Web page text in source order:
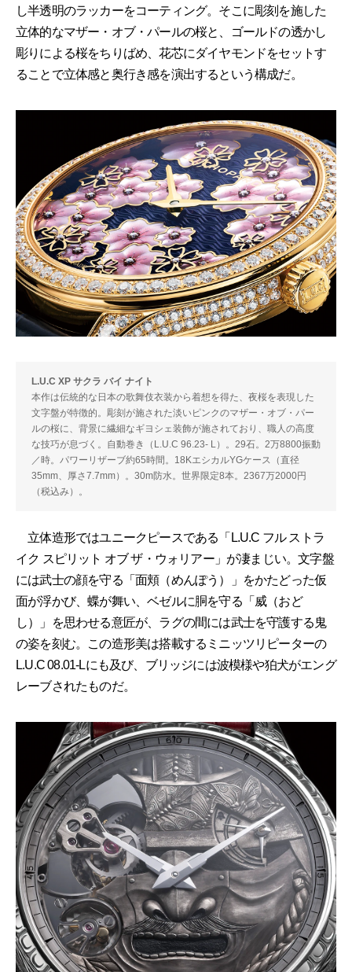
し半透明のラッカーをコーティング。そこに彫刻を施した
立体的なマザー・オブ・パールの桜と、ゴールドの透かし
彫りによる桜をちりばめ、花芯にダイヤモンドをセットす
ることで立体感と奥行き感を演出するという構成だ。
L.U.C XP サクラ バイ ナイト
本作は伝統的な日本の歌舞伎衣装から着想を得た、夜桜を表現した
文字盤が特徴的。彫刻が施された淡いピンクのマザー・オブ・パー
ルの桜に、背景に繊細なギヨシェ装飾が施されており、職人の高度
な技巧が息づく。自動巻き（L.U.C 96.23- L）。29石。2万8800振動
／時。パワーリザーブ約65時間。18KエシカルYGケース（直径
35mm、厚さ7.7mm）。30m防水。世界限定8本。2367万2000円
（税込み）。
立体造形ではユニークピースである「L.U.C フル ストラ
イク スピリット オブ ザ・ウォリアー」が凄まじい。文字盤
には武士の顔を守る「面頬（めんぽう）」をかたどった仮
面が浮かび、蝶が舞い、ベゼルに胴を守る「威（おど
し）」を思わせる意匠が、ラグの間には武士を守護する鬼
の姿を刻む。この造形美は搭載するミニッツリピーターの
L.U.C 08.01-Lにも及び、ブリッジには波模様や狛犬がエング
レーブされたものだ。